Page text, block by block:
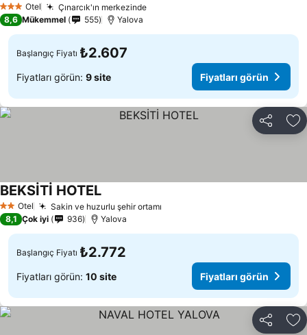
3 YıldızOtel Çınarcık'ın merkezinde
8,6 Mükemmel 555 Yalova
Başlangıç Fiyatı ₺2.607
Fiyatları görün: 9 site Fiyatları görün
Paylaş
2 Yıldız
Otel Sakin ve huzurlu şehir ortamı
BEKSİTİ HOTEL
8,1 Çok iyi 936 Yalova
Başlangıç Fiyatı ₺2.772
Fiyatları görün: 10 site Fiyatları görün
Paylaş